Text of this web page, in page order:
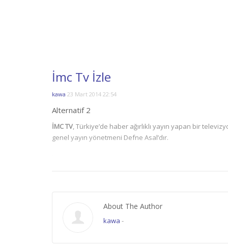
İmc Tv İzle
kawa 23 Mart 2014 22:54
Alternatif 2
İMC TV, Türkiye’de haber ağırlıklı yayın yapan bir
genel yayın yönetmeni Defne Asal’dır.
etmeye çalışıyorum. rating kaygısı gütmeden,
izlemek güzel oluyor.
Reytingi düşmesin diye gece de açık
About The Author
kawa -